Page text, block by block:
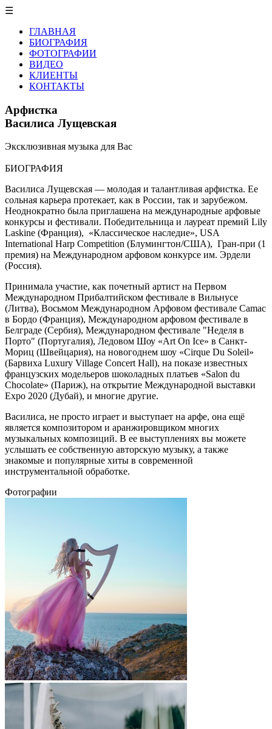
☰
ГЛАВНАЯ
БИОГРАФИЯ
ФОТОГРАФИИ
ВИДЕО
КЛИЕНТЫ
КОНТАКТЫ
Арфистка
Василиса Лущевская
Эксклюзивная музыка для Вас
БИОГРАФИЯ
Василиса Лущевская — молодая и талантливая арфистка. Ее
сольная карьера протекает, как в России, так и зарубежом.
Неоднократно была приглашена на международные арфовые
конкурсы и фестивали. Победительница и лауреат премий Lily
Laskine (Франция), «Классическое наследие», USA
International Harp Competition (Блумингтон/США), Гран-при (1
премия) на Международном арфовом конкурсе им. Эрдели
(Россия).
Принимала участие, как почетный артист на Первом
Международном Прибалтийском фестивале в Вильнусе
(Литва), Восьмом Международном Арфовом фестивале Camac
в Бордо (Франция), Международном арфовом фестивале в
Белграде (Сербия), Международном фестивале "Неделя в
Порто" (Португалия), Ледовом Шоу «Art On Ice» в Санкт-
Мориц (Швейцария), на новогоднем шоу «Cirque Du Soleil»
(Барвиха Luxury Village Concert Hall), на показе известных
французских модельеров шоколадных платьев «Salon du
Chocolate» (Париж), на открытие Международной выставки
Expo 2020 (Дубай), и многие другие.
Василиса, не просто играет и выступает на арфе, она ещё
является композитором и аранжировщиком многих
музыкальных композиций. В ее выступлениях вы можете
услышать ее собственную авторскую музыку, а также
знакомые и популярные хиты в современной
инструментальной обработке.
Фотографии